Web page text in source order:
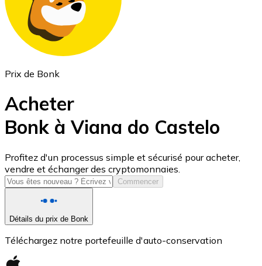
ETH
USD Coin
USDC
Prix de Bonk
Acheter
Bonk à Viana do Castelo
Profitez d'un processus simple et sécurisé pour acheter,
vendre et échanger des cryptomonnaies.
Commencer
Détails du prix de Bonk
Téléchargez notre portefeuille d'auto-conservation